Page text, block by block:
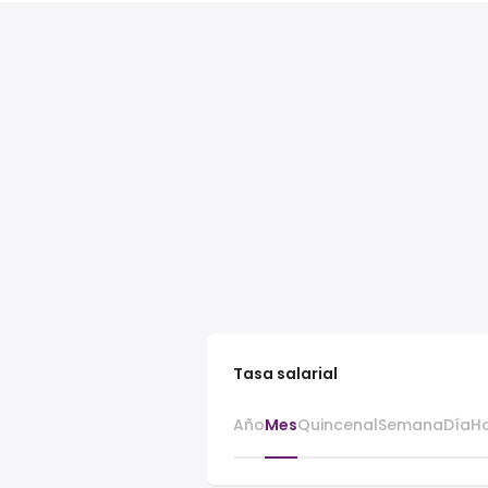
Tasa salarial
AñoMesQuincenalSemanaDía